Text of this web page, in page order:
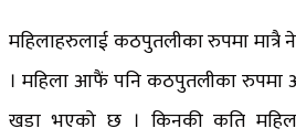
महिलाहरुलाई कठपुतलीका रुपमा मात्रै
। महिला आफैं पनि कठपुतलीका रुपमा
खडा भएको छ । किनकी कति